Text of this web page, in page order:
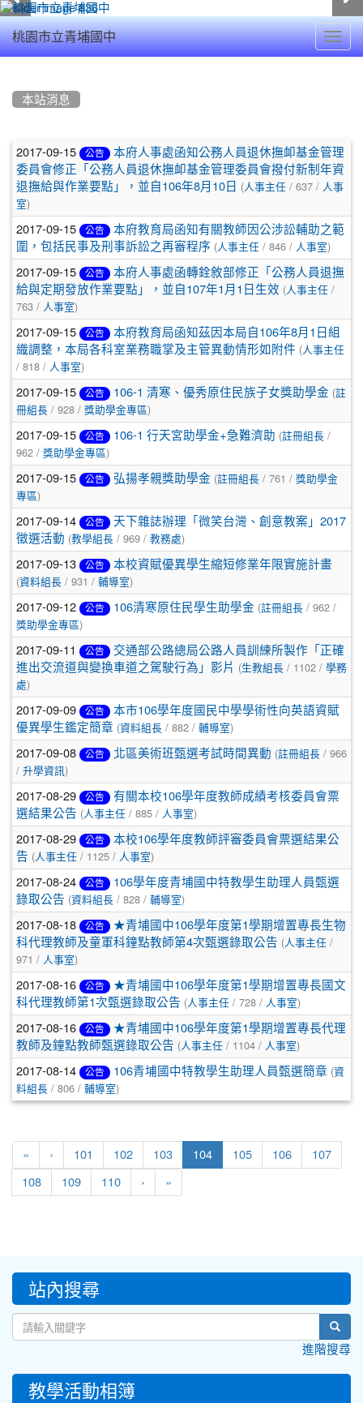
桃園市立青埔國中
本站消息
文
章
列
表
2017-09-15 公告
本府人事處函知公務人員退休撫卹基金管理
委員會修正「公務人員退休撫卹基金管理委員會撥付新制年資
退撫給與作業要點」，並自106年8月10日 (人事主任 / 637 / 人事
室)
2017-09-15 公告
本府教育局函知有關教師因公涉訟輔助之範
圍，包括民事及刑事訴訟之再審程序 (人事主任 / 846 / 人事室)
2017-09-15 公告
本府人事處函轉銓敘部修正「公務人員退撫
給與定期發放作業要點」，並自107年1月1日生效 (人事主任 /
763 / 人事室)
2017-09-15 公告
本府教育局函知茲因本局自106年8月1日組
織調整，本局各科室業務職掌及主管異動情形如附件 (人事主任
/ 818 / 人事室)
2017-09-15 公告 106-1 清寒、優秀原住民族子女獎助學金 (註
冊組長 / 928 / 獎助學金專區)
2017-09-15 公告 106-1 行天宮助學金+急難濟助 (註冊組長 /
962 / 獎助學金專區)
2017-09-15 公告 弘揚孝親獎助學金 (註冊組長 / 761 / 獎助學金
專區)
2017-09-14 公告
天下雜誌辦理「微笑台灣、創意教案」2017
徵選活動 (教學組長 / 969 / 教務處)
2017-09-13 公告 本校資賦優異學生縮短修業年限實施計畫
(資料組長 / 931 / 輔導室)
2017-09-12 公告 106清寒原住民學生助學金 (註冊組長 / 962 /
獎助學金專區)
2017-09-11 公告
交通部公路總局公路人員訓練所製作「正確
進出交流道與變換車道之駕駛行為」影片 (生教組長 / 1102 / 學務
處)
2017-09-09 公告
本市106學年度國民中學學術性向英語資賦
優異學生鑑定簡章 (資料組長 / 882 / 輔導室)
2017-09-08 公告 北區美術班甄選考試時間異動 (註冊組長 / 966
/ 升學資訊)
2017-08-29 公告
有關本校106學年度教師成績考核委員會票
選結果公告 (人事主任 / 885 / 人事室)
2017-08-29 公告
本校106學年度教師評審委員會票選結果公
告 (人事主任 / 1125 / 人事室)
2017-08-24 公告
106學年度青埔國中特教學生助理人員甄選
錄取公告 (資料組長 / 828 / 輔導室)
2017-08-18 公告
★青埔國中106學年度第1學期增置專長生物
科代理教師及童軍科鐘點教師第4次甄選錄取公告 (人事主任 /
971 / 人事室)
2017-08-16 公告
★青埔國中106學年度第1學期增置專長國文
科代理教師第1次甄選錄取公告 (人事主任 / 728 / 人事室)
2017-08-16 公告
★青埔國中106學年度第1學期增置專長代理
教師及鐘點教師甄選錄取公告 (人事主任 / 1104 / 人事室)
2017-08-14 公告 106青埔國中特教學生助理人員甄選簡章 (資
料組長 / 806 / 輔導室)
« ‹ 101 102 103 104(current)
105 106 107
108 109 110 › »
::: 站內搜尋
進階搜尋
教學活動相簿